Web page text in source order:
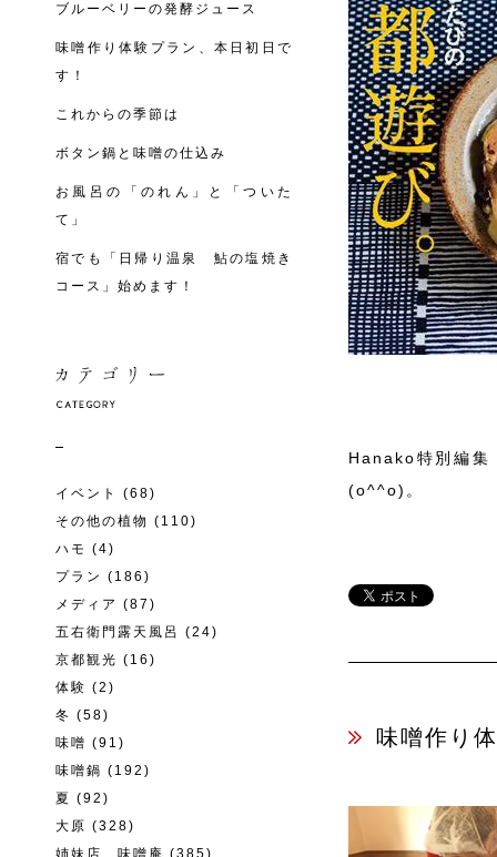
ブルーベリーの発酵ジュース
味噌作り体験プラン、本日初日で
す！
これからの季節は
ボタン鍋と味噌の仕込み
お風呂の「のれん」と「ついた
て」
宿でも「日帰り温泉 鮎の塩焼き
コース」始めます！
イベント
(68)
その他の植物 (110)
ハモ (4)
プラン (186)
メディア (87)
五右衛門露天風呂 (24)
京都観光 (16)
体験 (2)
冬 (58)
味噌 (91)
味噌鍋 (192)
夏 (92)
大原 (328)
姉妹店 味噌庵 (385)
Hanako特別編
(o^^o)。
味噌作り